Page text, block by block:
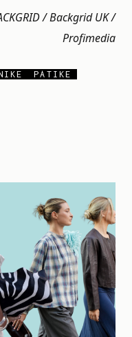
/ Backgrid UK /
Profimedia
PATIKE